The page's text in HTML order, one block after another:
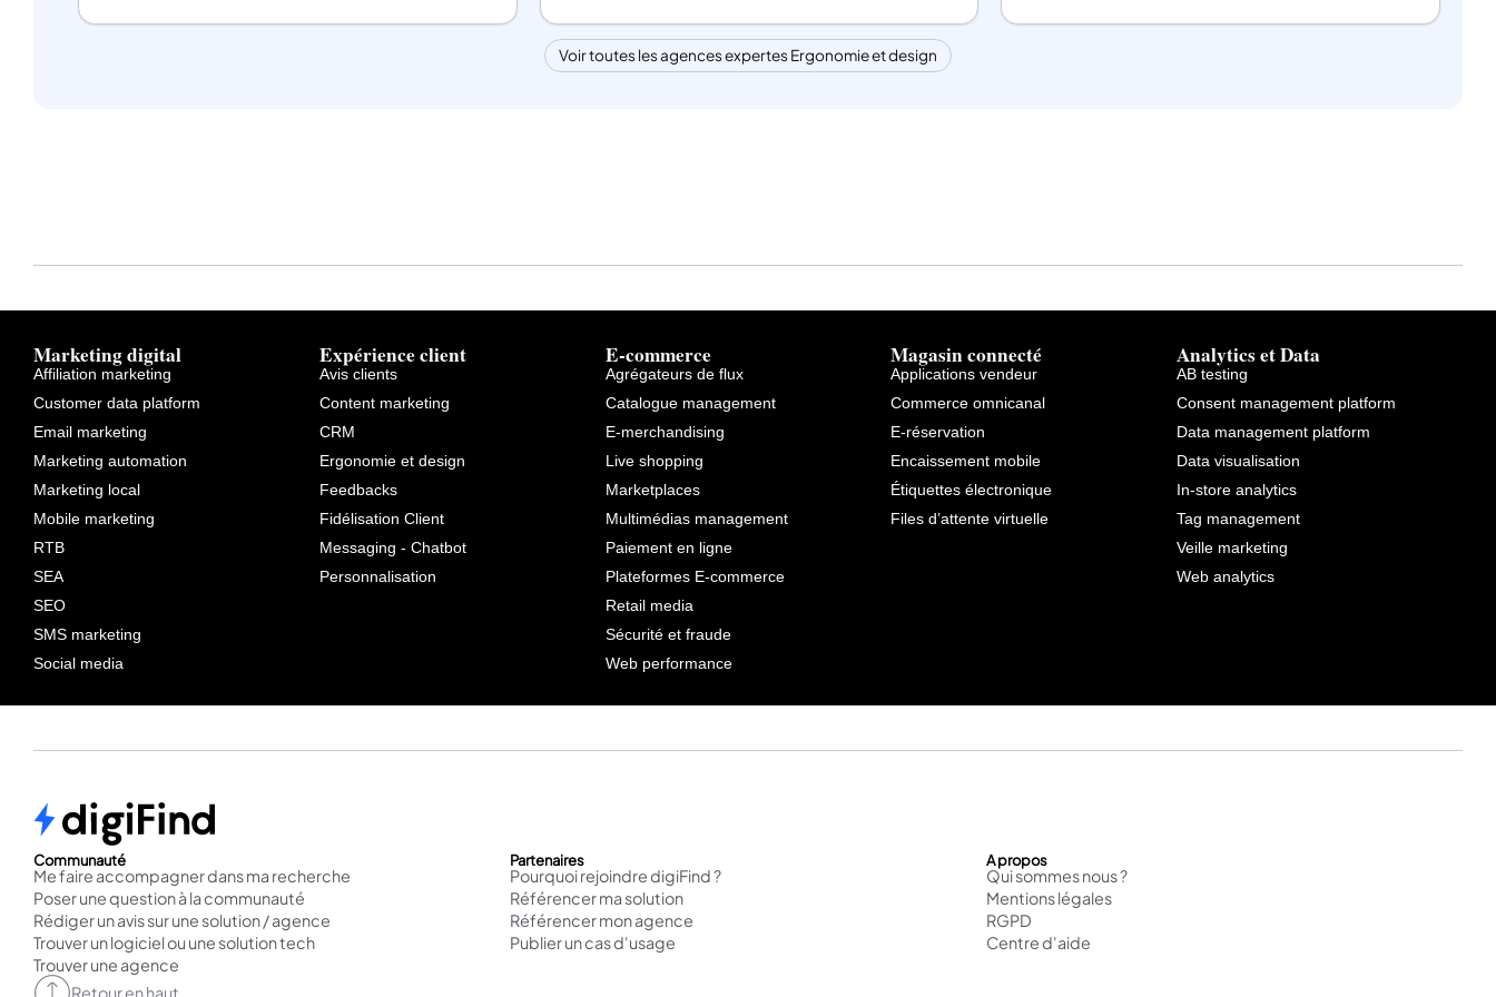
Voir toutes les agences expertes Ergonomie et design
Marketing digital
Affiliation marketing
Customer data platform
Email marketing
Marketing automation
Marketing local
Mobile marketing
RTB
SEA
SEO
SMS marketing
Social media
Expérience client
Avis clients
Content marketing
CRM
Ergonomie et design
Feedbacks
Fidélisation Client
Messaging - Chatbot
Personnalisation
E-commerce
Agrégateurs de flux
Catalogue management
E-merchandising
Live shopping
Marketplaces
Multimédias management
Paiement en ligne
Plateformes E-commerce
Retail media
Sécurité et fraude
Web performance
Magasin connecté
Applications vendeur
Commerce omnicanal
E-réservation
Encaissement mobile
Étiquettes électronique
Files d’attente virtuelle
Analytics et Data
AB testing
Consent management platform
Data management platform
Data visualisation
In-store analytics
Tag management
Veille marketing
Web analytics
Communauté
Me faire accompagner dans ma recherche
Poser une question à la communauté
Rédiger un avis sur une solution / agence
Trouver un logiciel ou une solution tech
Trouver une agence
Partenaires
Pourquoi rejoindre digiFind ?
Référencer ma solution
Référencer mon agence
Publier un cas d'usage
A propos
Qui sommes nous ?
Mentions légales
RGPD
Centre d'aide
Retour en haut